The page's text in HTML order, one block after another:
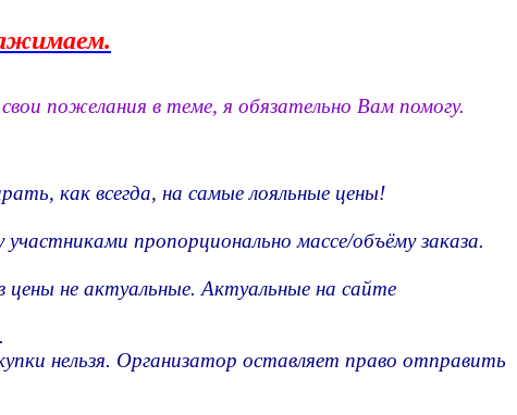
пожелания в теме, я обязательно Вам помогу.
как всегда, на самые лояльные цены!
пропорционально массе/объёму заказа.
не актуальные. Актуальные на сайте
нельзя. Организатор оставляет право отправить